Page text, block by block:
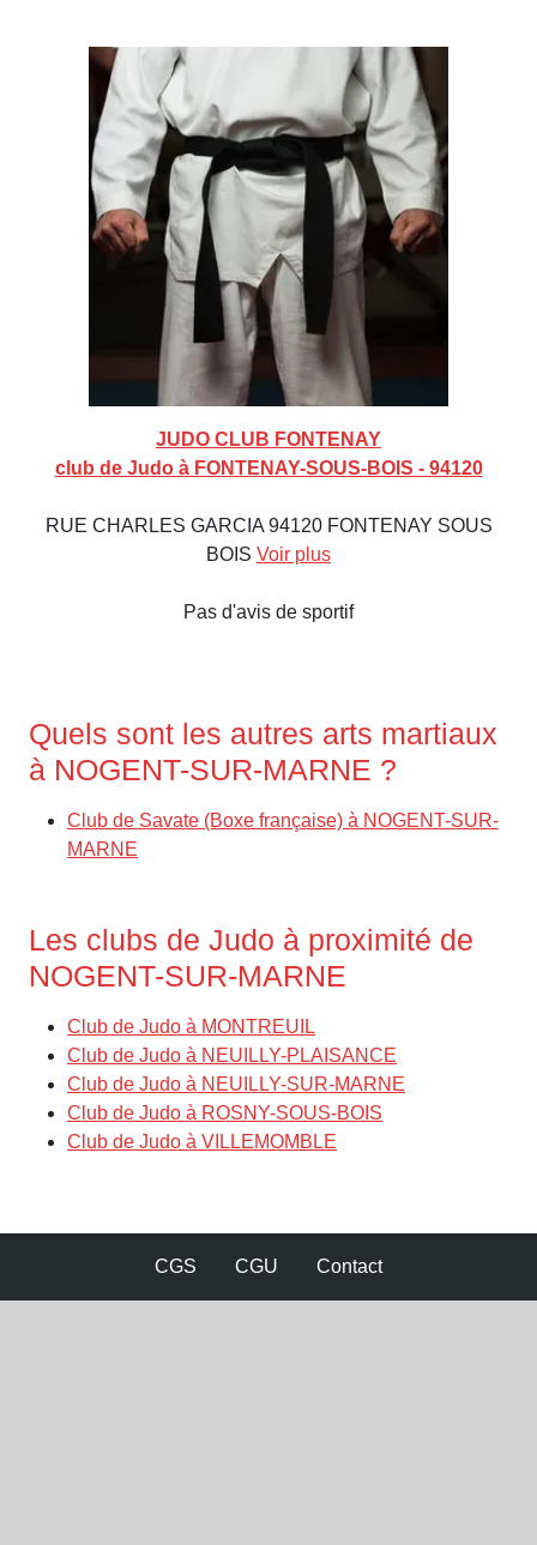
JUDO CLUB FONTENAY
club de Judo à FONTENAY-SOUS-BOIS - 94120
RUE CHARLES GARCIA 94120 FONTENAY SOUS
BOIS Voir plus
Pas d'avis de sportif
Quels sont les autres arts martiaux
à NOGENT-SUR-MARNE ?
Club de Savate (Boxe française) à NOGENT-SUR-
MARNE
Les clubs de Judo à proximité de
NOGENT-SUR-MARNE
Club de Judo à MONTREUIL
Club de Judo à NEUILLY-PLAISANCE
Club de Judo à NEUILLY-SUR-MARNE
Club de Judo à ROSNY-SOUS-BOIS
Club de Judo à VILLEMOMBLE
CGS CGU Contact